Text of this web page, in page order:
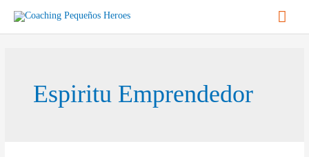
contenido
Espiritu Emprendedor